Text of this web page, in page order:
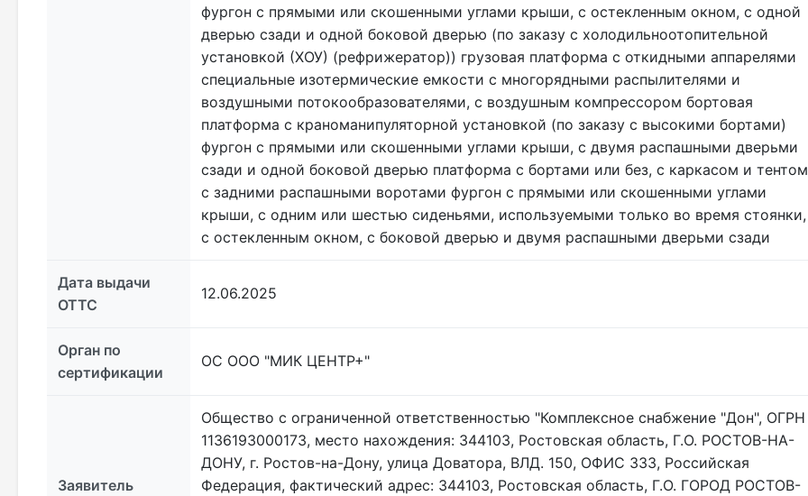
фургон с прямыми или скошенными углами крыши, с остекленным окном, с одной
дверью сзади и одной боковой дверью (по заказу с холодильноотопительной
установкой (ХОУ) (рефрижератор)) грузовая платформа с откидными аппарелями
специальные изотермические емкости с многорядными распылителями и
воздушными потокообразователями, с воздушным компрессором бортовая
платформа с краноманипуляторной установкой (по заказу с высокими бортами)
фургон с прямыми или скошенными углами крыши, с двумя распашными дверьми
сзади и одной боковой дверью платформа с бортами или без, с каркасом и тентом
с задними распашными воротами фургон с прямыми или скошенными углами
крыши, с одним или шестью сиденьями, используемыми только во время стоянки,
с остекленным окном, с боковой дверью и двумя распашными дверьми сзади
Дата выдачи
ОТТС
12.06.2025
Орган по
сертификации
ОС ООО "МИК ЦЕНТР+"
Заявитель
Общество с ограниченной ответственностью "Комплексное снабжение "Дон", ОГРН
1136193000173, место нахождения: 344103, Ростовская область, Г.О. РОСТОВ-НА-
ДОНУ, г. Ростов-на-Дону, улица Доватора, ВЛД. 150, ОФИС 333, Российская
Федерация, фактический адрес: 344103, Ростовская область, Г.О. ГОРОД РОСТОВ-